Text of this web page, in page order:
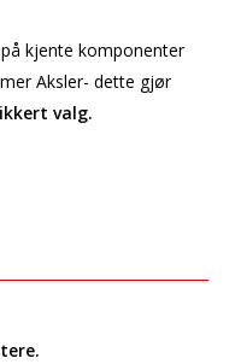
kjente komponenter
Aksler- dette gjør
valg.